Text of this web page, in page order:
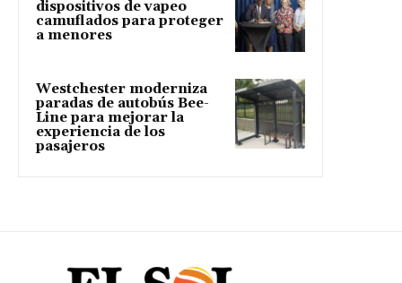
dispositivos de vapeo
camuflados para proteger
a menores
Westchester moderniza
paradas de autobús Bee-
Line para mejorar la
experiencia de los
pasajeros